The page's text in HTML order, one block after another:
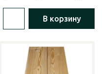
В корзину